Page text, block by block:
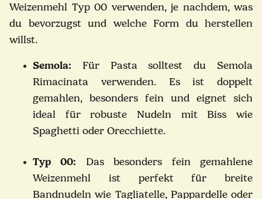
Weizenmehl Typ 00 verwenden, je nachdem, was
du bevorzugst und welche Form du herstellen
willst.
Semola: Für Pasta solltest du Semola
Rimacinata verwenden. Es ist doppelt
gemahlen, besonders fein und eignet sich
ideal für robuste Nudeln mit Biss wie
Spaghetti oder Orecchiette.
Typ 00: Das besonders fein gemahlene
Weizenmehl ist perfekt für breite
Bandnudeln wie Tagliatelle, Pappardelle oder